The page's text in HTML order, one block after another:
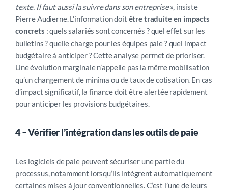
texte. Il faut aussi la suivre dans son entreprise», insiste
Pierre Audierne. L’information doit être traduite en impacts
concrets :quelssalariés sont concernés ? quel effet sur les
bulletins ? quelle charge pour les équipes paie ? quel impact
budgétaire à anticiper ? Cette analyse permet de prioriser.
Une évolution marginale n’appelle pas la même mobilisation
qu’un changement de minima ou de taux de cotisation. En cas
d’impact significatif, la finance doit être alertée rapidement
pouranticiper les provisions budgétaires.
4 –Vérifier l’intégration dans les outils de paie
Les logiciels de paie peuvent sécuriser une partie du
processus, notamment lorsqu’ils intègrent automatiquement
certaines mises à jour conventionnelles.C’est l’une de leurs